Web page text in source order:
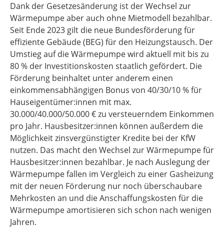
Dank der Gesetzesänderung ist der Wechsel zur
Wärmepumpe aber auch ohne Mietmodell bezahlbar.
Seit Ende 2023 gilt die neue Bundesförderung für
effiziente Gebäude (BEG) für den Heizungstausch. Der
Umstieg auf die Wärmepumpe wird aktuell mit bis zu
80 % der Investitionskosten staatlich gefördert. Die
Förderung beinhaltet unter anderem einen
einkommensabhängigen Bonus von 40/30/10 % für
Hauseigentümer:innen mit max.
30.000/40.000/50.000 € zu versteuerndem Einkommen
pro Jahr. Hausbesitzer:innen können außerdem die
Möglichkeit zinsvergünstigter Kredite bei der KfW
nutzen. Das macht den Wechsel zur Wärmepumpe für
Hausbesitzer:innen bezahlbar. Je nach Auslegung der
Wärmepumpe fallen im Vergleich zu einer Gasheizung
mit der neuen Förderung nur noch überschaubare
Mehrkosten an und die Anschaffungskosten für die
Wärmepumpe amortisieren sich schon nach wenigen
Jahren.